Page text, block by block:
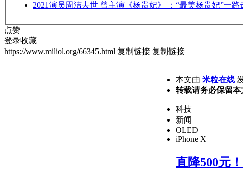
2021演员周洁去世 曾主演《杨贵妃》 ：“最美杨贵妃”一路
点赞
登录收藏
https://www.miliol.org/66345.html 复制链接 复制链接
本文由 米粒在线
转载请务必保留本
科技
新闻
OLED
iPhone X
直降500元